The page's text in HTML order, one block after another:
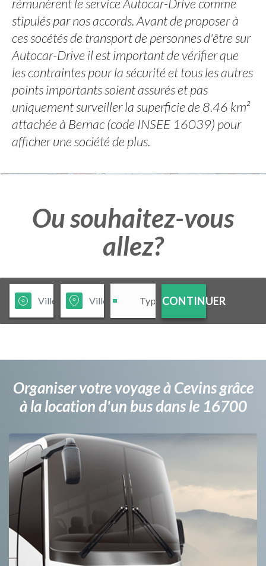
rémunèrent le service Autocar-Drive comme
stipulés par nos accords. Avant de proposer à
ces socétés de transport de personnes d'être sur
Autocar-Drive il est important de vérifier que
les contraintes pour la sécurité et tous les autres
points importants soient assurés et pas
uniquement surveiller la superficie de 8.46 km²
attachée à Bernac (code INSEE 16039) pour
afficher une société de plus.
Ou souhaitez-vous
allez?
CONTINUER
Organiser votre voyage à Cevins grâce
à la location d'un bus dans le 16700